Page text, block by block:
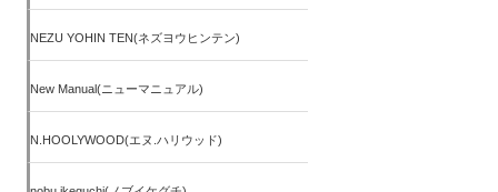
NEZU YOHIN TEN(ネズヨウヒンテン)
New Manual(ニューマニュアル)
N.HOOLYWOOD(エヌ.ハリウッド)